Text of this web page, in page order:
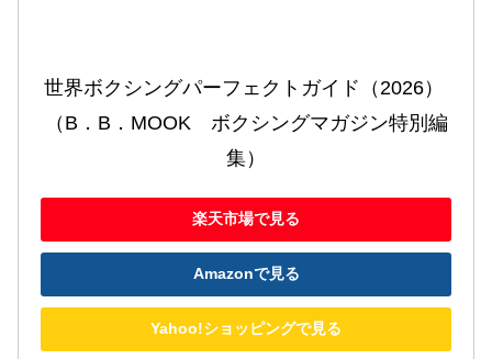
世界ボクシングパーフェクトガイド（2026）
（B．B．MOOK　ボクシングマガジン特別編
集）
楽天市場で見る
Amazonで見る
Yahoo!ショッピングで見る